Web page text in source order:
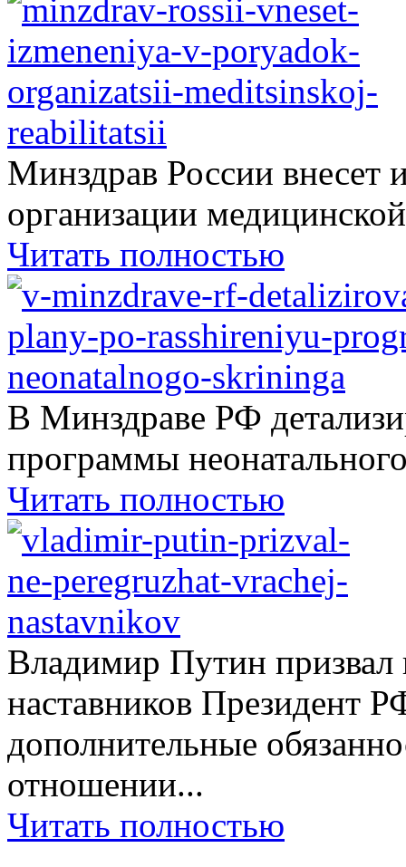
Минздрав России внесет
организации
Читать полностью
В Минздраве РФ
программы
Читать полностью
Владимир Путин призвал
наставников Президент
дополнительные
отношении...
Читать полностью